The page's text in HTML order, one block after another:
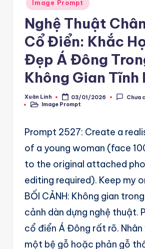
m
ti
Ai
A
in
Image Prompt
Nghệ Thuật
Cổ Điển: Khắc
Đẹp Á Đông
Không Gian Tĩnh
Posted
by
Xuân Linh 03/01/2026
Chưa
PostedImage Prompt
Prompt 2527: Create a
of a young woman (face
to the original attached
editing required). Keep my
BỐI CẢNH: Không gian
cảnh dàn dựng nghệ thuật.
cổ điển Á Đông rất rõ.
một bệ gỗ hoặc phản gỗ